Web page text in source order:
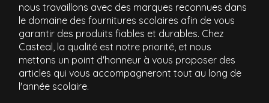
nous travaillons avec des marques reconnues dans
le domaine des fournitures scolaires afin de vous
garantir des produits fiables et durables. Chez
Casteal, la qualité est notre priorité, et nous
mettons un point d'honneur à vous proposer des
articles qui vous accompagneront tout au long de
l'année scolaire.